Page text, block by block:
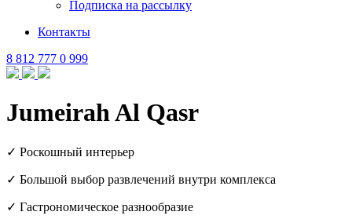
Подписка на рассылку
Контакты
8 812 777 0 999
Jumeirah Al Qasr
✓ Роскошный интерьер
✓ Большой выбор развлечений внутри комплекса
✓ Гастрономическое разнообразие